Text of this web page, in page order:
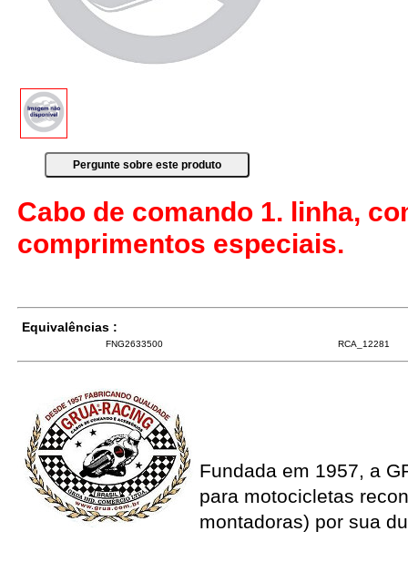
Cabo de comando 1. linha,
comprimentos especiais.
Equivalências :
FNG2633500 RCA_12281
Fundada em 1957, a
para motocicletas
montadoras) por sua